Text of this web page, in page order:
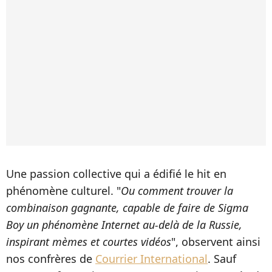
Une passion collective qui a édifié le hit en
phénomène culturel. "Ou comment trouver la
combinaison gagnante, capable de faire de Sigma
Boy un phénomène Internet au-delà de la Russie,
inspirant mèmes et courtes vidéos", observent ainsi
nos confrères de Courrier International. Sauf